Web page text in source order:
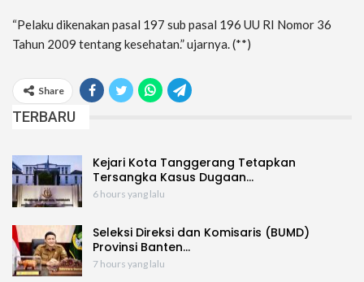
“Pelaku dikenakan pasal 197 sub pasal 196 UU RI Nomor 36
Tahun 2009 tentang kesehatan.” ujarnya. (**)
Share
TERBARU
Kejari Kota Tanggerang Tetapkan
Tersangka Kasus Dugaan…
6 hours yang lalu
Seleksi Direksi dan Komisaris (BUMD)
Provinsi Banten…
7 hours yang lalu